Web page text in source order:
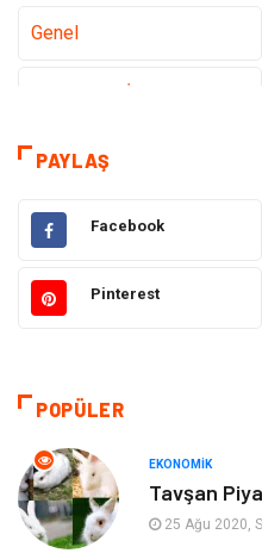
Genel
Teknoloji & İnternet
teknoloji
Hukuk
Elektronik
Sağlıklı Yaşam
Otomotiv
Tatil
PAYLAŞ
Facebook
Pinterest
POPÜLER
EKONOMIK
Tavşan
25 Ağu 2020,